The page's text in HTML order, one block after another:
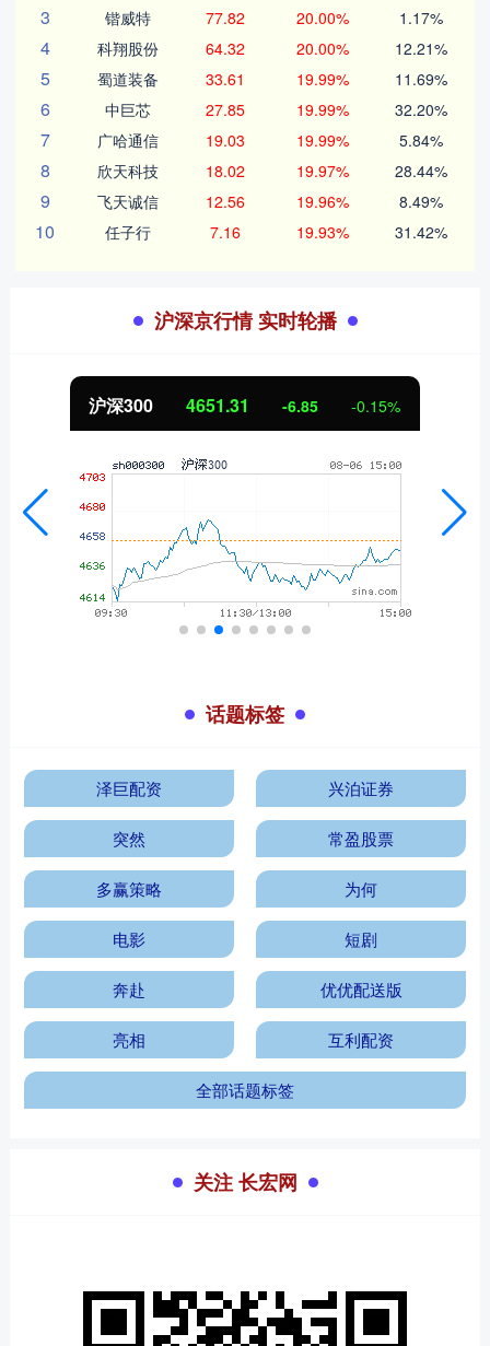
3 锴威特 77.82 20.00% 1.17%
4 科翔股份 64.32 20.00% 12.21%
5 蜀道装备 33.61 19.99% 11.69%
6 中巨芯 27.85 19.99% 32.20%
7 广哈通信 19.03 19.99% 5.84%
8 欣天科技 18.02 19.97% 28.44%
9 飞天诚信 12.56 19.96% 8.49%
10 任子行 7.16 19.93% 31.42%
沪深京行情 实时轮播
北证50 1122.88 3.42 0.30%
话题标签
泽巨配资 兴泊证券
突然 常盈股票
多赢策略 为何
电影 短剧
奔赴 优优配送版
亮相 互利配资
全部话题标签
关注 长宏网